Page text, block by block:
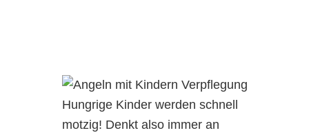
Hungrige Kinder werden schnell
motzig! Denkt also immer an